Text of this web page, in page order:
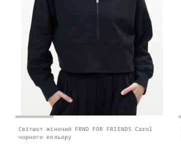
Світшот жіночий FRND FOR FRIENDS Carol
чорного кольору